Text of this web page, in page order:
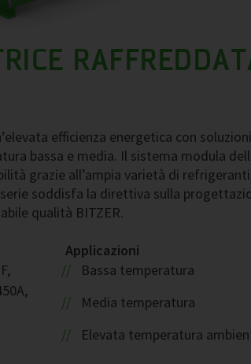
efficienza energetica con
bassa e media. Il sistema modula
grazie all’ampia varietà di
soddisfa la direttiva sulla
qualità BITZER.
Applicazioni
Bassa temperatura
Media temperatura
Elevata temperatura